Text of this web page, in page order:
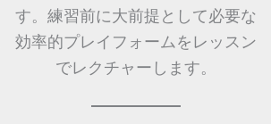
す。練習前に大前提として必要な
効率的プレイフォームをレッスン
でレクチャーします。